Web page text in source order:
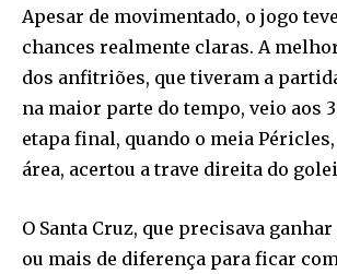
Apesar de movimentado, o jogo
chances realmente claras. A
dos anfitriões, que tiveram a
na maior parte do tempo, veio aos
etapa final, quando o meia
área, acertou a trave direita do
O Santa Cruz, que precisava
ou mais de diferença para ficar